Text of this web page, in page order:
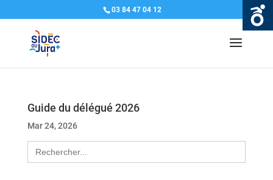
03 84 47 04 12
Guide du délégué 2026
Mar 24, 2026
Search
for: